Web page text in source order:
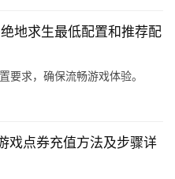
地求生最低配置和推荐配
要求，确保流畅游戏体验。
戏点券充值方法及步骤详